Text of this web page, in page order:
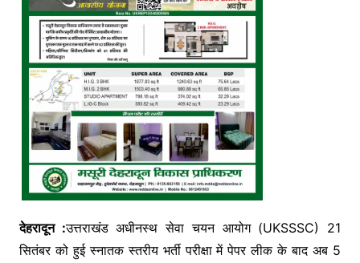
देहरादून :उत्तराखंड अधीनस्थ सेवा चयन आयोग (UKSSSC) 21
सितंबर को हुई स्नातक स्तरीय भर्ती परीक्षा में पेपर लीक के बाद अब 5